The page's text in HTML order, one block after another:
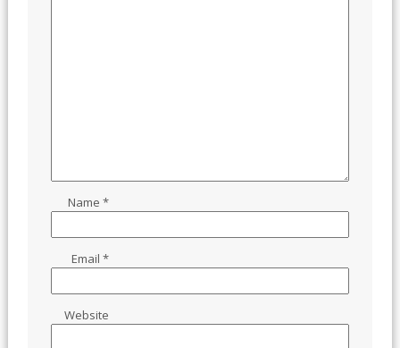
Name*
Email*
Website